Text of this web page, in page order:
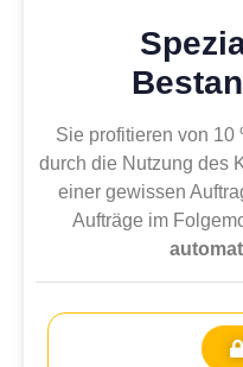
Sie profitieren von 10
durch die Nutzung des
einer gewissen
Aufträge im